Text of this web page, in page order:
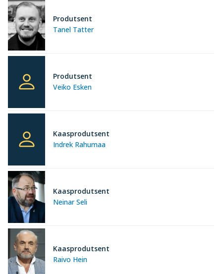
Tanel Tatter
Produtsent
Veiko Esken
Produtsent
Indrek Rahumaa
Kaasprodutsent
Neinar Seli
Kaasprodutsent
Raivo Hein
Kaasprodutsent